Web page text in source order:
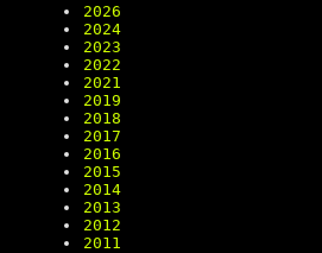
2026
2024
2023
2022
2021
2019
2018
2017
2016
2015
2014
2013
2012
2011